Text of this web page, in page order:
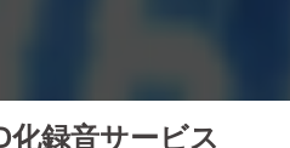
録音サービス